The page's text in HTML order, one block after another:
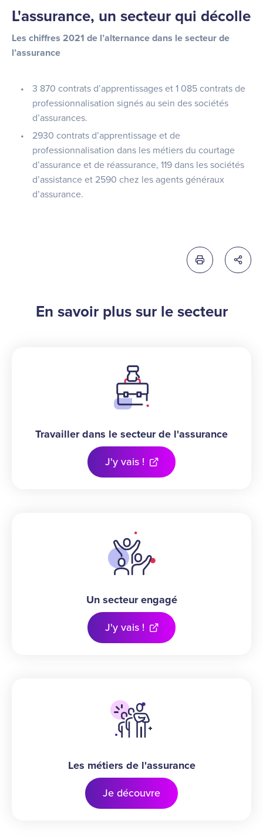
L'assurance, un secteur qui décolle
Les chiffres 2021 de l’alternance dans le secteur de
l’assurance
3 870 contrats d’apprentissages et 1 085 contrats de
professionnalisation signés au sein des sociétés
d’assurances.
2930 contrats d’apprentissage et de
professionnalisation dans les métiers du courtage
d’assurance et de réassurance, 119 dans les sociétés
d’assistance et 2590 chez les agents généraux
d’assurance.
Imprimer cette
En savoir plus sur le secteur
Travailler dans le secteur de l'assurance
J'y vais !
Un secteur engagé
J'y vais !
Les métiers de l'assurance
Je découvre